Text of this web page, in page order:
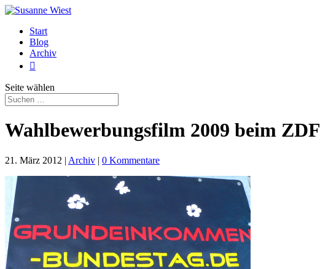
Start
Blog
Archiv

Seite wählen
Wahlbewerbungsfilm 2009 beim ZDF
21. März 2012 | Archiv | 0 Kommentare